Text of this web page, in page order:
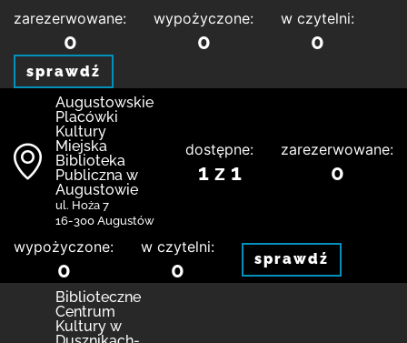
zarezerwowane:
0
wypożyczone:
0
w czytelni:
0
sprawdź
Augustowskie
Placówki
Kultury
Miejska
Biblioteka
Publiczna w
Augustowie
ul. Hoża 7
16-300 Augustów
dostępne:
1 z 1
zarezerwowane:
0
wypożyczone:
0
w czytelni:
0 sprawdź
Biblioteczne
Centrum
Kultury w